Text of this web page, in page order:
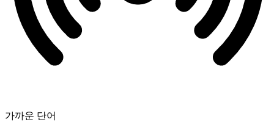
가까운 단어